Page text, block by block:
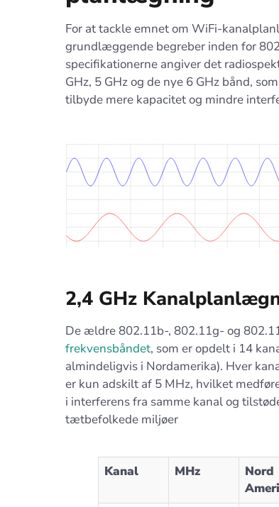
For at tackle emnet om WiFi-
grundlæggende begreber inden for
specifikationerne angiver det
GHz, 5 GHz og de nye 6 GHz bånd,
tilbyde mere kapacitet og mindre
2,4 GHz
De ældre 802.11b-, 802.11g- og
frekvensbåndet, som er opdelt i 14
almindeligvis i Nordamerika). Hver
er kun adskilt af 5 MHz, hvilket
i interferens fra samme kanal og
tætbefolkede miljøer
Kanal MHz
Nord